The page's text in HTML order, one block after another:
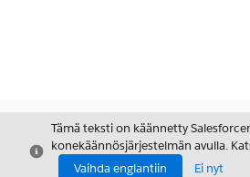
Sulje
Tämä teksti on käännetty
konekäännösjärjestelmän avulla.
Vaihda englantiin
Ei nyt